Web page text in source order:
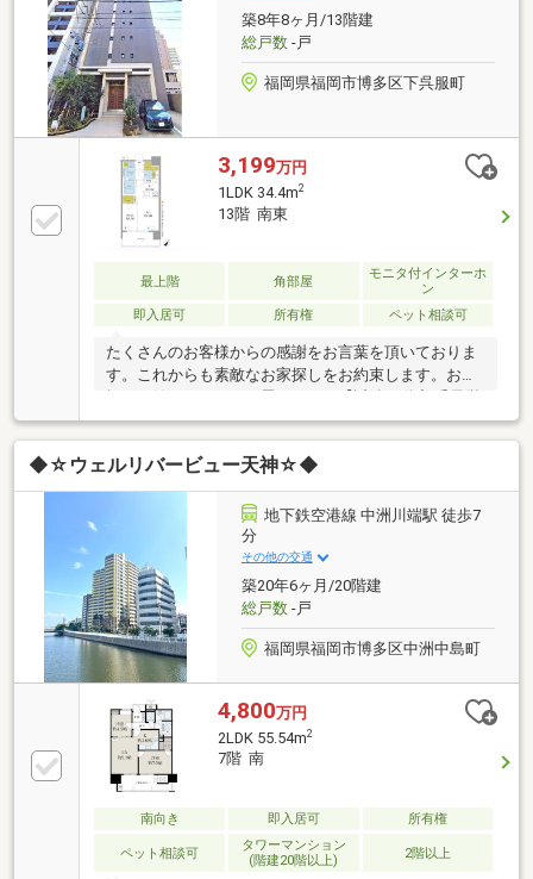
ーマート博多大博町店 徒歩約2分◆福岡市立博多小
学校 徒歩約6分◆福岡市立博多中学校 徒歩約11
築8年8ヶ月/13階建
総戸数-戸
福岡県福岡市博多区下呉服町
3,199万円
1LDK 34.4m2
13階 南東
最上階 角部屋
モニタ付インターホ
ン
即入居可
所有権 ペット相談可
たくさんのお客様からの感謝をお言葉を頂いておりま
す。これからも素敵なお家探しをお約束します。お家
業所】までお気軽にご相談下さいませ。ご条件など何
も決まっていなくても大丈夫です。まずはお客様の
【希望】や【理想】をお聞かせ下さい。安心安全で、
必ず【思い出に残る取引】をお約束致します。不動産
のことなら、信頼の近鉄グループ【近鉄不動産・赤
穗】にお任せ下さい!!【資料請求】又は【見学予約】ボ
タンをクリック又は近鉄不動産 千早営業所【フリーダ
イヤル:0800-111-0788】までお気軽にご連絡下さいま
せ
◆☆ウェルリバービュー天神☆◆
地下鉄空港線 中洲川端駅 徒歩7
分
その他の交通
築20年6ヶ月/20階建
総戸数-戸
福岡県福岡市博多区中洲中島町
4,800万円
2LDK 55.54m2
7階 南
南向き 即入居可 所有権
ペット相談可
タワーマンション
(階建20階以上)
2階以上